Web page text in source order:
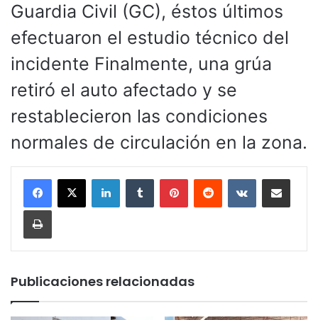
Guardia Civil (GC), éstos últimos
efectuaron el estudio técnico del
incidente Finalmente, una grúa
retiró el auto afectado y se
restablecieron las condiciones
normales de circulación en la zona.
LinkedInTumblr PinterestReddit VKontakteCompartir por
Imprimir
Publicaciones relacionadas